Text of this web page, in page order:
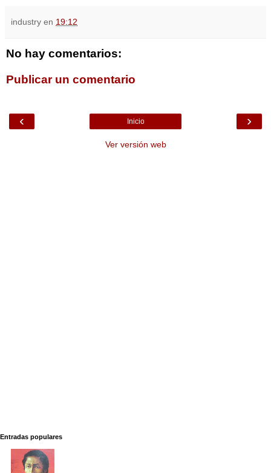
industry en 19:12
No hay comentarios:
Publicar un comentario
‹ ›
Inicio
Ver versión web
Entradas populares